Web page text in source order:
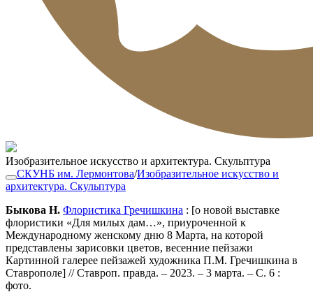
Изобразительное искусство и архитектура. Скульптура
СКУНБ им. Лермонтова/Изобразительное искусство и
архитектура. Скульптура
Быкова Н. Флористика Гречишкина : [о новой выставке
флористики «Для милых дам…», приуроченной к
Международному женскому дню 8 Марта, на которой
представлены зарисовки цветов, весенние пейзажи
Картинной галерее пейзажей художника П.М. Гречишкина в
Ставрополе] // Ставроп. правда. – 2023. – 3 марта. – С. 6 :
фото.